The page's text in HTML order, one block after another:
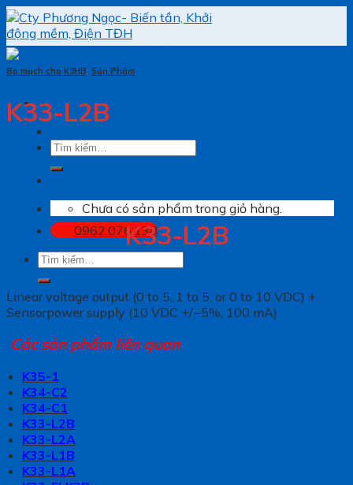
Skip
to
content
Tìm
Chưa có sản phẩm trong giỏ hàng.
0962.076.138
Tìm
Bo mạch cho K3HB, Sản Phẩm
K33-L2B
K33-L2B
Linear voltage output (0 to 5, 1 to 5, or 0 to 10 VDC) +
Sensorpower supply (10 VDC +/−5%, 100 mA)
Các sản phẩm liên quan
K35-1
K34-C2
K34-C1
K33-L2B
K33-L2A
K33-L1B
K33-L1A